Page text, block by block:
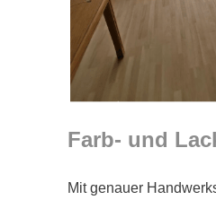
Farb- und
Mit genauer